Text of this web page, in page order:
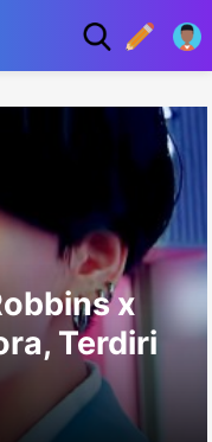
x
Terdiri